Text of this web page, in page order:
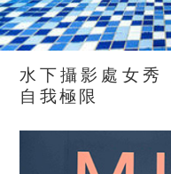
水下攝影處女秀
自我極限